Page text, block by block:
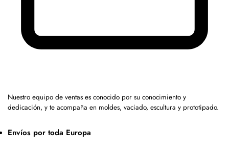
Nuestro equipo de ventas es conocido por su conocimiento y
dedicación, y te acompaña en moldes, vaciado, escultura y prototipado.
Envíos por toda Europa